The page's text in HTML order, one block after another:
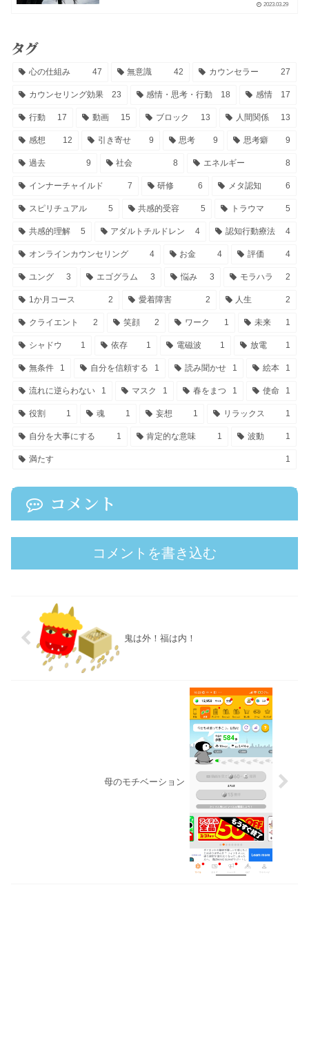
2023.03.29
タグ
心の仕組み 47 無意識 42 カウンセラー 27
カウンセリング効果 23 感情・思考・行動 18 感情 17
行動 17 動画 15 ブロック 13 人間関係 13
感想 12 引き寄せ 9 思考 9 思考癖 9
過去 9 社会 8 エネルギー 8
インナーチャイルド 7 研修 6 メタ認知 6
スピリチュアル 5 共感的受容 5 トラウマ 5
共感的理解 5 アダルトチルドレン 4 認知行動療法 4
オンラインカウンセリング 4 お金 4 評価 4
ユング 3 エゴグラム 3 悩み 3 モラハラ 2
1か月コース 2 愛着障害 2 人生 2
クライエント 2 笑顔 2 ワーク 1 未来 1
シャドウ 1 依存 1 電磁波 1 放電 1
無条件 1 自分を信頼する 1 読み聞かせ 1 絵本 1
流れに逆らわない 1 マスク 1 春をまつ 1 使命 1
役割 1 魂 1 妄想 1 リラックス 1
自分を大事にする 1 肯定的な意味 1 波動 1
満たす 1
コメント
コメントを書き込む
鬼は外！福は内！
母のモチベーション